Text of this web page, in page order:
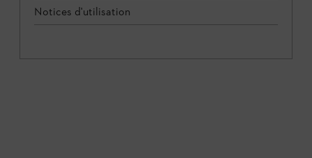
Notices d'utilisation